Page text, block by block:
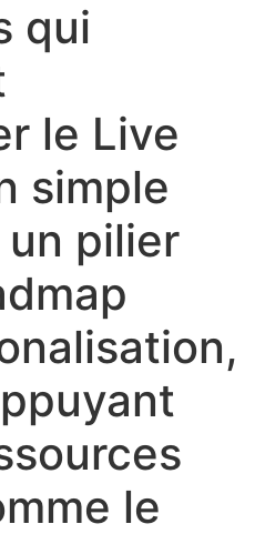
qui
le Live
simple
pilier
le